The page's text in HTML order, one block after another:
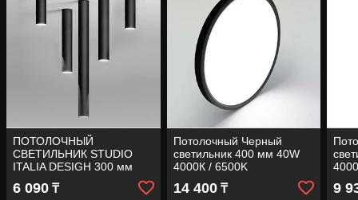
ПОТОЛОЧНЫЙ
СВЕТИЛЬНИК STUDIO
ITALIA DESIGH 300 мм
СЕРИЯ A-Tube Large 4000
К
6 090 ₸
Потолочный Черный
светильник 400 мм 40W
4000К / 6500K
(накладной)
14 400₸ 9